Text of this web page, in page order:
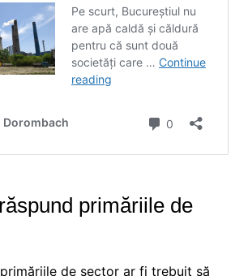
primăriile de
de sector ar fi trebuit să